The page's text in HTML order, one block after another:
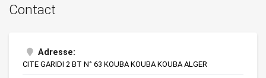
Contact
Adresse:
CITE GARIDI 2 BT N° 63 KOUBA KOUBA KOUBA ALGER